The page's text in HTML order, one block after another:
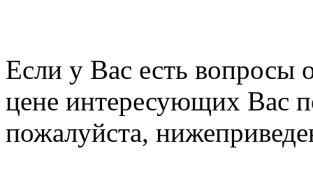
Если у Вас есть вопросы
цене интересующих Вас
пожалуйста,